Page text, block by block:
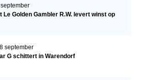
Le Golden Gambler R.W. levert winst op
september
G schittert in Warendorf